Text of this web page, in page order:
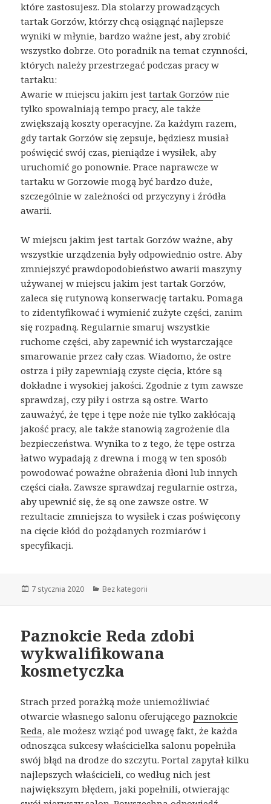
które zastosujesz. Dla stolarzy prowadzących
tartak Gorzów, którzy chcą osiągnąć najlepsze
wyniki w młynie, bardzo ważne jest, aby zrobić
wszystko dobrze. Oto poradnik na temat czynności,
których należy przestrzegać podczas pracy w
tartaku:
Awarie w miejscu jakim jesttartak Gorzów nie
tylko spowalniają tempo pracy, ale także
zwiększają koszty operacyjne. Za każdym razem,
gdy tartak Gorzów się zepsuje, będziesz musiał
poświęcić swój czas, pieniądze i wysiłek, aby
uruchomić go ponownie. Prace naprawcze w
tartaku w Gorzowie mogą być bardzo duże,
szczególnie w zależności od przyczyny i źródła
awarii.
W miejscu jakim jest tartak Gorzów ważne, aby
wszystkie urządzenia były odpowiednio ostre. Aby
zmniejszyć prawdopodobieństwo awarii maszyny
używanej w miejscu jakim jest tartak Gorzów,
zaleca się rutynową konserwację tartaku. Pomaga
to zidentyfikować i wymienić zużyte części, zanim
się rozpadną. Regularnie smaruj wszystkie
ruchome części, aby zapewnić ich wystarczające
smarowanie przez cały czas. Wiadomo, że ostre
ostrza i piły zapewniają czyste cięcia, które są
dokładne i wysokiej jakości. Zgodnie z tym zawsze
sprawdzaj, czy piły i ostrza są ostre. Warto
zauważyć, że tępe i tępe noże nie tylko zakłócają
jakość pracy, ale także stanowią zagrożenie dla
bezpieczeństwa. Wynika to z tego, że tępe ostrza
łatwo wypadają z drewna i mogą w ten sposób
powodować poważne obrażenia dłoni lub innych
części ciała. Zawsze sprawdzaj regularnie ostrza,
aby upewnić się, że są one zawsze ostre. W
rezultacie zmniejsza to wysiłek i czas poświęcony
na cięcie kłód do pożądanych rozmiarów i
specyfikacji.
Opublikowano
7 stycznia 2020 Kategorie
Bez kategorii
Paznokcie Reda zdobi
wykwalifikowana
kosmetyczka
Strach przed porażką może uniemożliwiać
otwarcie własnego salonu oferującegopaznokcie
Reda, ale możesz wziąć pod uwagę fakt, że każda
odnosząca sukcesy właścicielka salonu popełniła
swój błąd na drodze do szczytu. Portal zapytał kilku
najlepszych właścicieli, co według nich jest
największym błędem, jaki popełnili, otwierając